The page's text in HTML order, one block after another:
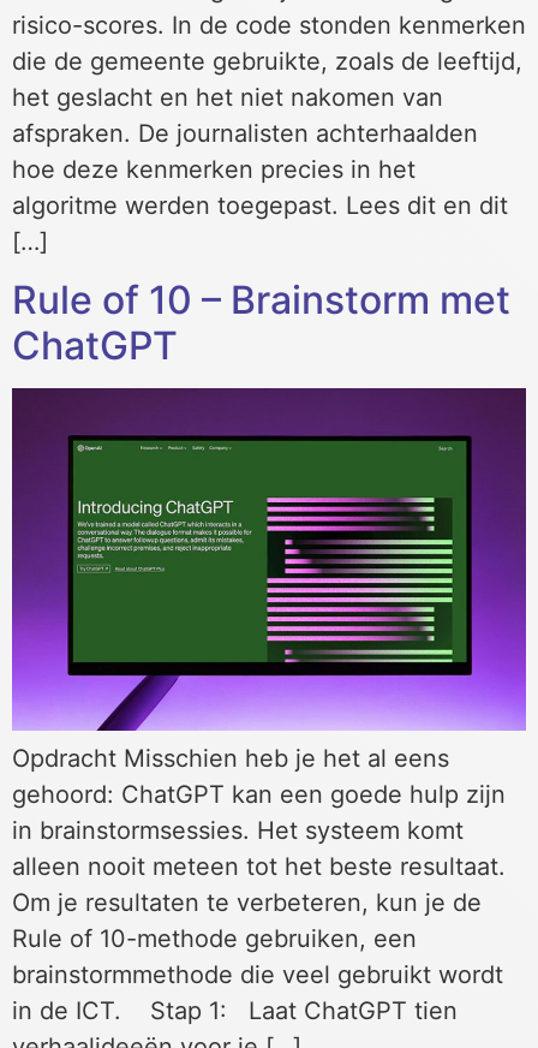
risico-scores. In de code stonden kenmerken
die de gemeente gebruikte, zoals de leeftijd,
het geslacht en het niet nakomen van
afspraken. De journalisten achterhaalden
hoe deze kenmerken precies in het
algoritme werden toegepast. Lees dit en dit
[…]
Rule of 10 – Brainstorm met
ChatGPT
Opdracht Misschien heb je het al eens
gehoord: ChatGPT kan een goede hulp zijn
in brainstormsessies. Het systeem komt
alleen nooit meteen tot het beste resultaat.
Om je resultaten te verbeteren, kun je de
Rule of 10-methode gebruiken, een
brainstormmethode die veel gebruikt wordt
in de ICT. Stap 1: Laat ChatGPT tien